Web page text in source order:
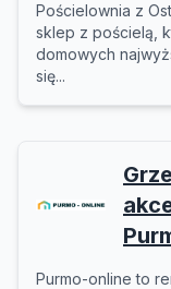
Pościelownia z
sklep z pościelą,
domowych
się...
Purmo-online to